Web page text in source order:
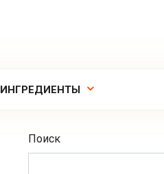
ИНГРЕДИЕНТЫ
Поиск